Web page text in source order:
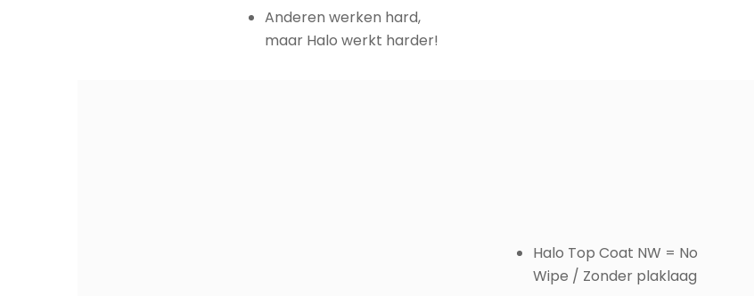
Anderen werken hard,
maar Halo werkt harder!
Halo Top Coat NW = No
Wipe / Zonder plaklaag